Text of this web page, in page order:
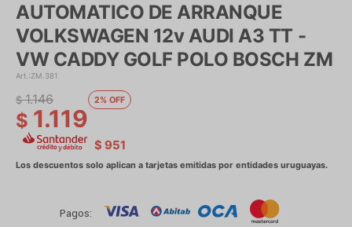
AUTOMATICO DE ARRANQUE
VOLKSWAGEN 12v AUDI A3 TT -
VW CADDY GOLF POLO BOSCH ZM
ZM.381
$ 1.119
$ 1.146 2
$ 951
Pagos: